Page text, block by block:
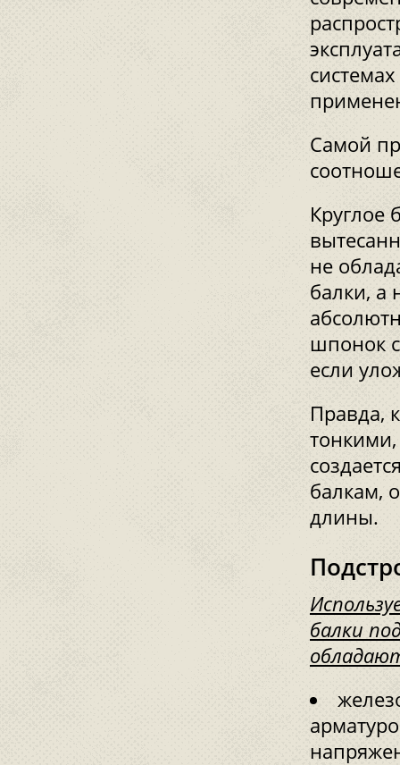
Самой
Круглое
не
балки, а
шпонок
если
Правда,
балкам,
длины.
балки